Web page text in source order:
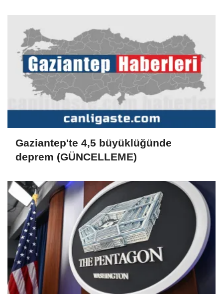
Gaziantep'te 4,5 büyüklüğünde
deprem (GÜNCELLEME)